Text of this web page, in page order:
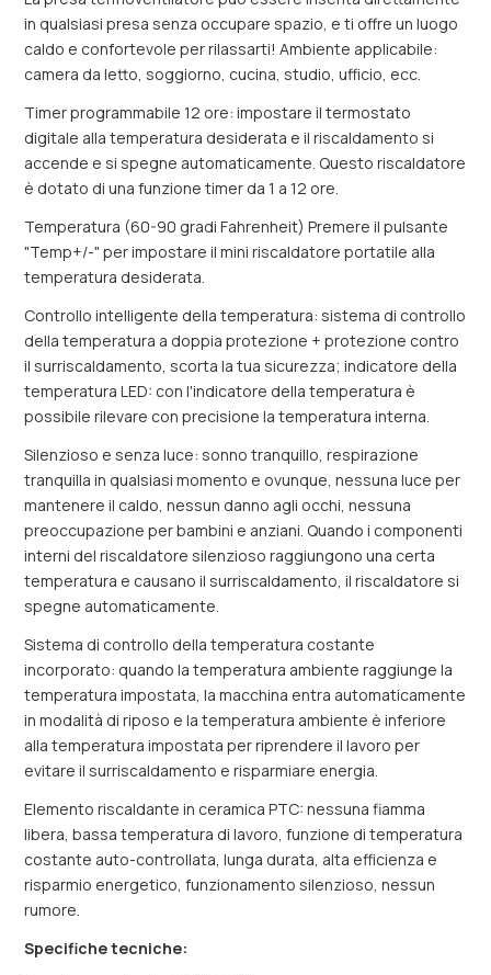
in qualsiasi presa senza occupare spazio, e ti offre un luogo
caldo e confortevole per rilassarti! Ambiente applicabile:
camera da letto, soggiorno, cucina, studio, ufficio, ecc.
Timer programmabile 12 ore: impostare il termostato
digitale alla temperatura desiderata e il riscaldamento si
accende e si spegne automaticamente. Questo riscaldatore
è dotato di una funzione timer da 1 a 12 ore.
Temperatura (60-90 gradi Fahrenheit) Premere il pulsante
"Temp+/-" per impostare il mini riscaldatore portatile alla
temperatura desiderata.
Controllo intelligente della temperatura: sistema di controllo
della temperatura a doppia protezione + protezione contro
il surriscaldamento, scorta la tua sicurezza; indicatore della
temperatura LED: con l'indicatore della temperatura è
possibile rilevare con precisione la temperatura interna.
Silenzioso e senza luce: sonno tranquillo, respirazione
tranquilla in qualsiasi momento e ovunque, nessuna luce per
mantenere il caldo, nessun danno agli occhi, nessuna
preoccupazione per bambini e anziani. Quando i componenti
interni del riscaldatore silenzioso raggiungono una certa
temperatura e causano il surriscaldamento, il riscaldatore si
spegne automaticamente.
Sistema di controllo della temperatura costante
incorporato: quando la temperatura ambiente raggiunge la
temperatura impostata, la macchina entra automaticamente
in modalità di riposo e la temperatura ambiente è inferiore
alla temperatura impostata per riprendere il lavoro per
evitare il surriscaldamento e risparmiare energia.
Elemento riscaldante in ceramica PTC: nessuna fiamma
libera, bassa temperatura di lavoro, funzione di temperatura
costante auto-controllata, lunga durata, alta efficienza e
risparmio energetico, funzionamento silenzioso, nessun
rumore.
Specifiche tecniche: